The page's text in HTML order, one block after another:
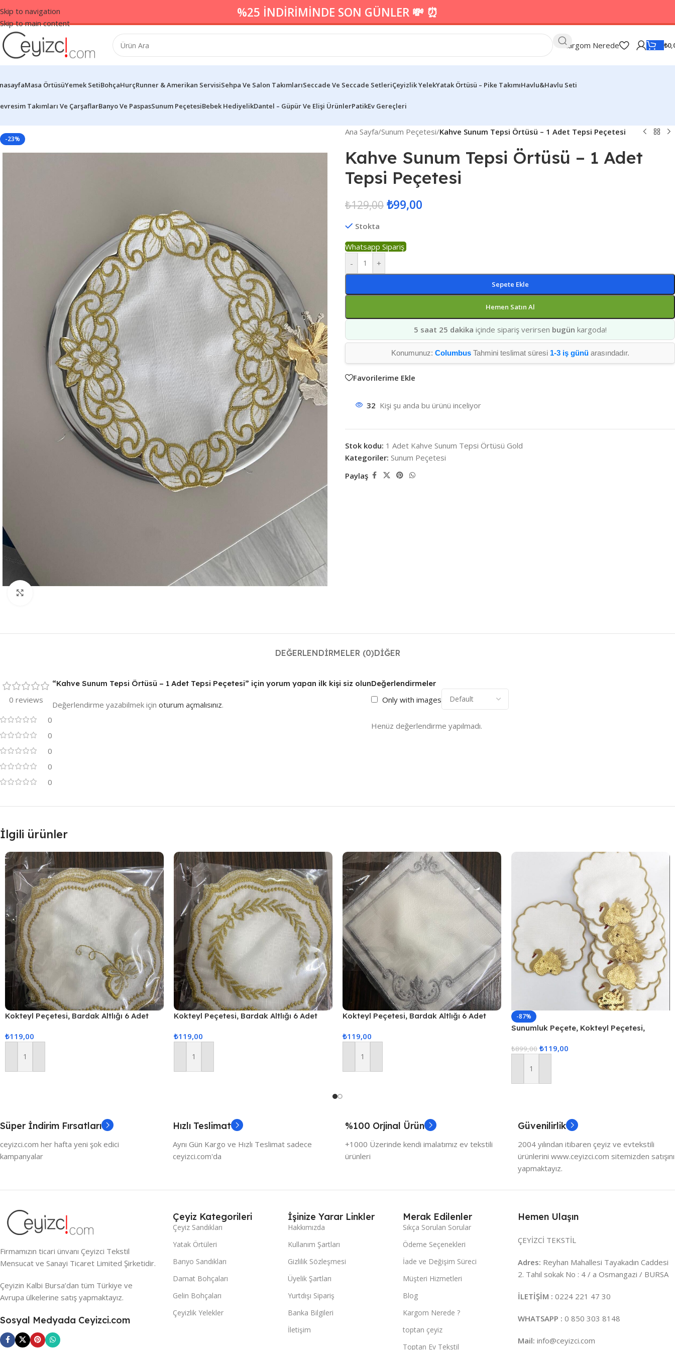
Skip to navigation
Skip to main content
%25 İNDİRİMİNDE SON GÜNLER 💸 ⏰
Kargom Nerede ₺
Masa ÖrtüsüYemek SetiBohçaHurçRunner & Amerikan ServisiSehpa Ve Salon TakımlarıSeccade Ve Seccade SetleriÇeyizlik YelekYatak Örtüsü – Pike TakımıHavlu&Havlu Seti
Takımları Ve ÇarşaflarBanyo Ve PaspasSunum PeçetesiBebek HediyelikDantel – Güpür Ve Elişi ÜrünlerPatikEv Gereçleri
-23%
Ana Sayfa/Sunum Peçetesi/Kahve Sunum Tepsi Örtüsü – 1 Adet Tepsi Peçetesi
Kahve Sunum Tepsi Örtüsü – 1 Adet
Tepsi Peçetesi
₺129,00 ₺99,00
Stokta
Whatsapp Sipariş
-
+
Sepete Ekle
Hemen Satın Al
5 saat 25 dakika içinde sipariş verirsen bugün kargoda!
Konumunuz: ColumbusTahmini teslimat süresi 1-3 iş günüarasındadır.
Favorilerime Ekle
32 Kişi şu anda bu ürünü inceliyor
Stok kodu: 1 Adet Kahve Sunum Tepsi Örtüsü Gold
Kategoriler: Sunum Peçetesi
Paylaş
DEĞERLENDIRMELER (0)DIĞER
0 reviews
0
0
0
0
0
Değerlendirmeler
Only with images
Henüz değerlendirme yapılmadı.
“Kahve Sunum Tepsi Örtüsü – 1 Adet Tepsi Peçetesi” için yorum yapan ilk kişi siz olun
Değerlendirme yazabilmek için oturum açmalısınız.
İlgili ürünler
Kokteyl Peçetesi, Bardak Altlığı 6 Adet
₺119,00
Sepete Ekle
Kokteyl Peçetesi, Bardak Altlığı 6 Adet
₺119,00
Sepete Ekle
Kokteyl Peçetesi, Bardak Altlığı 6 Adet
₺119,00
Sepete Ekle
-87%
Sunumluk Peçete, Kokteyl Peçetesi,
Adet Sunum Peçetesi
₺899,00 ₺119,00
Sepete Ekle
Süper İndirim Fırsatları
ceyizci.com her hafta yeni şok edici
kampanyalar
Hızlı Teslimat
Aynı Gün Kargo ve Hızlı Teslimat sadece
ceyizci.com'da
%100 Orjinal Ürün
+1000 Üzerinde kendi imalatımız ev tekstili
ürünleri
Güvenilirlik
2004 yılından itibaren çeyiz ve evtekstili
ürünlerini www.ceyizci.com sitemizden satışını
yapmaktayız.
Firmamızın ticari ünvanı Çeyizci Tekstil
Mensucat ve Sanayi Ticaret Limited Şirketidir.
Çeyizin Kalbi Bursa’dan tüm Türkiye ve
Avrupa ülkelerine satış yapmaktayız.
Sosyal Medyada Ceyizci.com
Çeyiz Kategorileri
Çeyiz Sandıkları
Yatak Örtüleri
Banyo Sandıkları
Damat Bohçaları
Gelin Bohçaları
Çeyizlik Yelekler
İşinize Yarar Linkler
Hakkımızda
Kullanım Şartları
Gizlilik Sözleşmesi
Üyelik Şartları
Yurtdışı Sipariş
Banka Bilgileri
İletişim
Merak Edilenler
Sıkça Sorulan Sorular
Ödeme Seçenekleri
İade ve Değişim Süreci
Müşteri Hizmetleri
Blog
Kargom Nerede ?
toptan çeyiz
Toptan Ev Tekstil
Hemen Ulaşın
ÇEYİZCİ TEKSTİL
Adres: Reyhan Mahallesi Tayakadın Caddesi
2. Tahıl sokak No : 4 / a Osmangazi / BURSA
İLETİŞİM : 0224 221 47 30
WHATSAPP : 0 850 303 8148
Mail: info@ceyizci.com